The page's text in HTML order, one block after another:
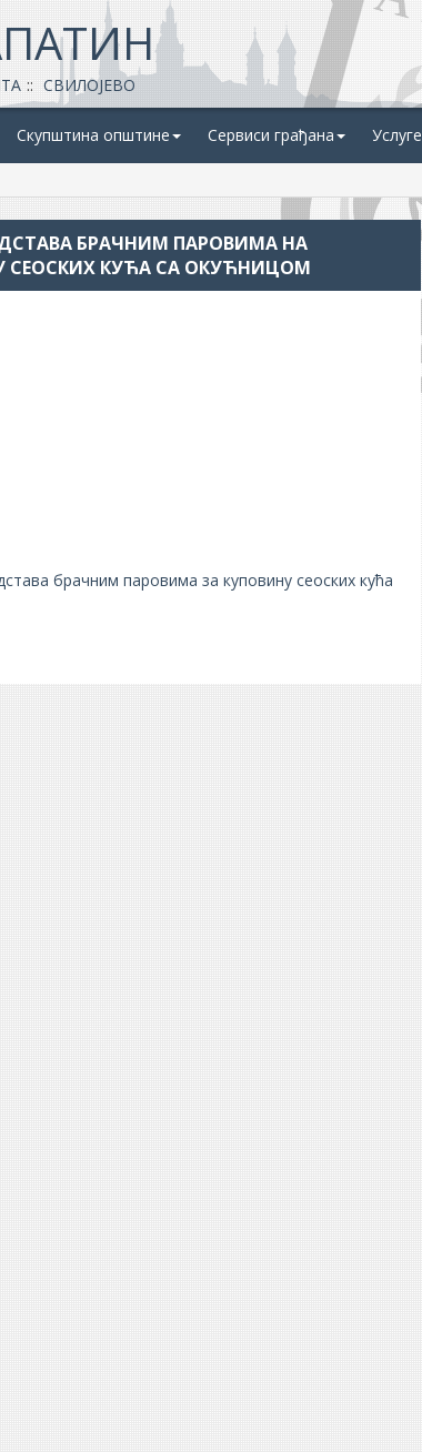
СВИЛОЈЕВО
Скупштина општине Сервиси грађана Услуге
БРАЧНИМ ПАРОВИМА НА
СЕОСКИХ КУЋА СА ОКУЋНИЦОМ
брачним паровима за куповину сеоских кућа